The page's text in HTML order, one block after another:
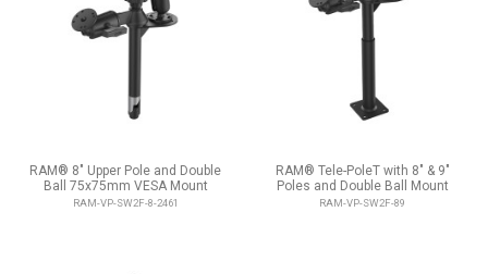
RAM® 8" Upper Pole and Double
Ball 75x75mm VESA Mount
RAM-VP-SW2F-8-2461
RAM® Tele-PoleT with 8" & 9"
Poles and Double Ball Mount
RAM-VP-SW2F-89